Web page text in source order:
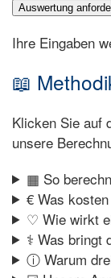
Auswertung
Ihre Eingaben
📖
Klicken Sie auf
unsere
▦ So
€ Was
♡ Wie wirkt
⚕ Was bringt
ⓘ Warum